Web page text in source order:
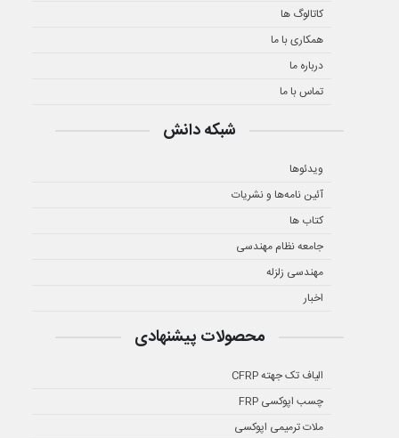
کاتالوگ ها
همکاری با ما
درباره ما
تماس با ما
شبکه دانش
ویدئوها
آئین نامه‌ها و نشریات
کتاب ها
جامعه نظام مهندسی
مهندسی زلزله
اخبار
محصولات پیشنهادی
الیاف تک جهته CFRP
چسب اپوکسی FRP
ملات ترمیمی اپوکسی